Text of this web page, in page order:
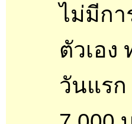
ไม่มีกา
ตัวเอง
วันแร